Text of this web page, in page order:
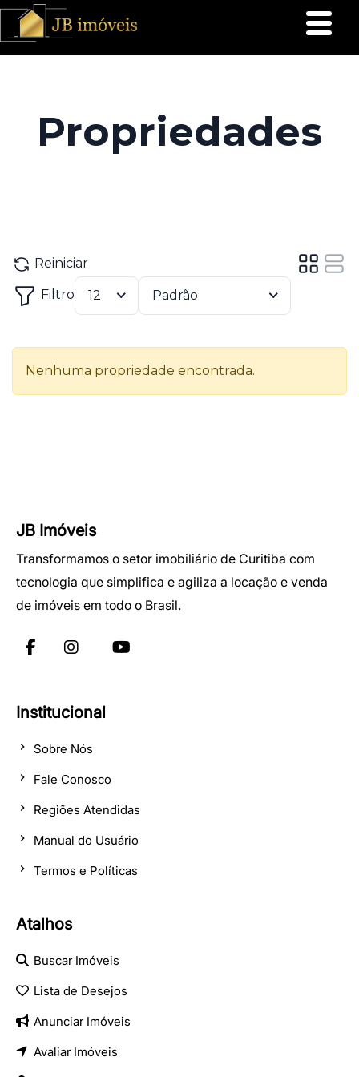
JB Imóveis
Transformamos o setor imobiliário de Curitiba com
tecnologia que simplifica e agiliza a locação e venda
de imóveis em todo o Brasil.
Institucional
Sobre Nós
Fale Conosco
Regiões Atendidas
Manual do Usuário
Termos e Políticas
Atalhos
Buscar Imóveis
Lista de Desejos
Anunciar Imóveis
Avaliar Imóveis